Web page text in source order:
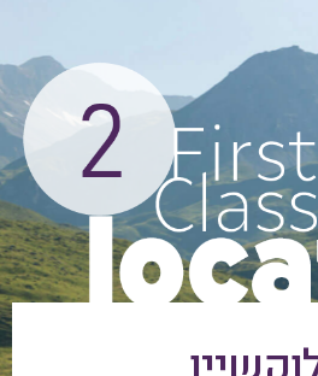
הלוקשיין